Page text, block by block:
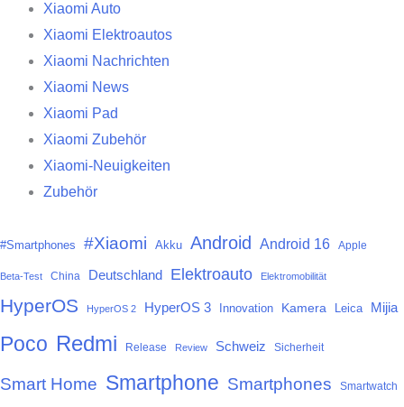
Xiaomi Auto
Xiaomi Elektroautos
Xiaomi Nachrichten
Xiaomi News
Xiaomi Pad
Xiaomi Zubehör
Xiaomi-Neuigkeiten
Zubehör
#Smartphones #Xiaomi Akku Android Android 16 Apple
Beta-Test China Deutschland Elektroauto Elektromobilität
HyperOS HyperOS 2 HyperOS 3 Innovation Kamera Leica Mijia
Poco Redmi Release Review Schweiz Sicherheit
Smart Home Smartphone Smartphones Smartwatch